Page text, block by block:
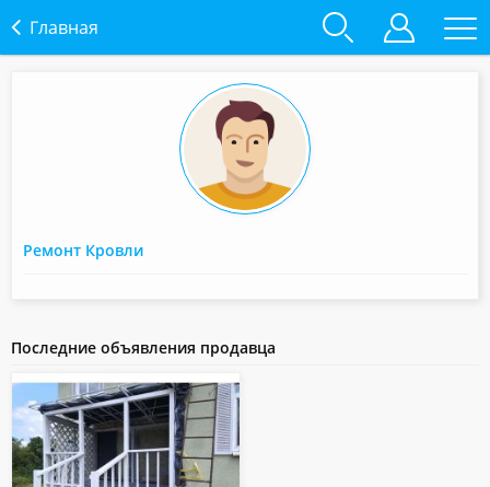
Главная
Ремонт Кровли
Последние объявления продавца